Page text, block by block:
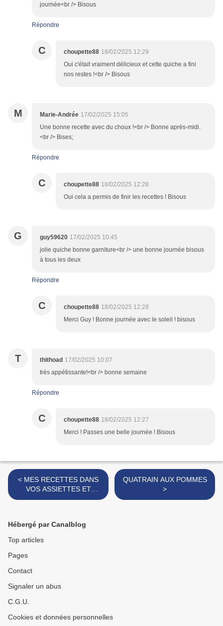
journée<br /> Bisous
Répondre
C choupette88 18/02/2025 12:29
Oui c'était vraiment délicieux et cette quiche a fini
nos restes !<br /> Bisous
M Marie-Andrée 17/02/2025 15:05
Une bonne recette avec du choux !<br /> Bonne après-midi.
<br /> Bises;
Répondre
C choupette88 18/02/2025 12:28
Oui cela a permis de finir les recettes ! Bisous
G guy59620 17/02/2025 10:45
jolie quiche bonne garniture<br /> une bonne journée bisous
à tous les deux
Répondre
C choupette88 18/02/2025 12:28
Merci Guy ! Bonne journée avec le soleil ! bisous
T thithoad 17/02/2025 10:07
très appétissante!<br /> bonne semaine
Répondre
C choupette88 18/02/2025 12:27
Merci ! Passes une belle journée ! Bisous
< MES RECETTES DANS
VOS ASSIETTES ET
PAUSE DU BLOG
QUATRAIN AUX POMMES
>
Hébergé par Canalblog
Top articles
Pages
Contact
Signaler un abus
C.G.U.
Cookies et données personnelles